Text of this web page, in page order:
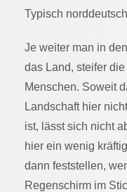
Typisch
Je weiter man in
das Land, steifer
Menschen. Soweit
Landschaft hier
ist, lässt sich nicht
hier ein wenig
dann feststellen,
Regenschirm im